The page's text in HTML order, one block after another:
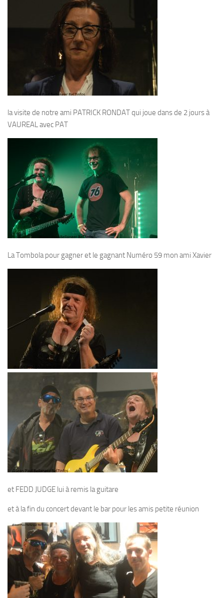
la visite de notre ami PATRICK RONDAT qui joue dans de 2 jours à
VAUREAL avec PAT
La Tombola pour gagner et le gagnant Numéro 59 mon ami Xavier
et FEDD JUDGE lui à remis la guitare
et à la fin du concert devant le bar pour les amis petite réunion